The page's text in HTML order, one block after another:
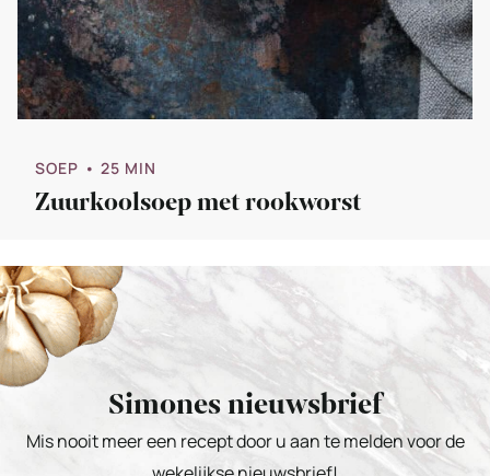
SOEP • 25 MIN
Zuurkoolsoep met rookworst
Simones nieuwsbrief
Mis nooit meer een recept door u aan te melden voor de